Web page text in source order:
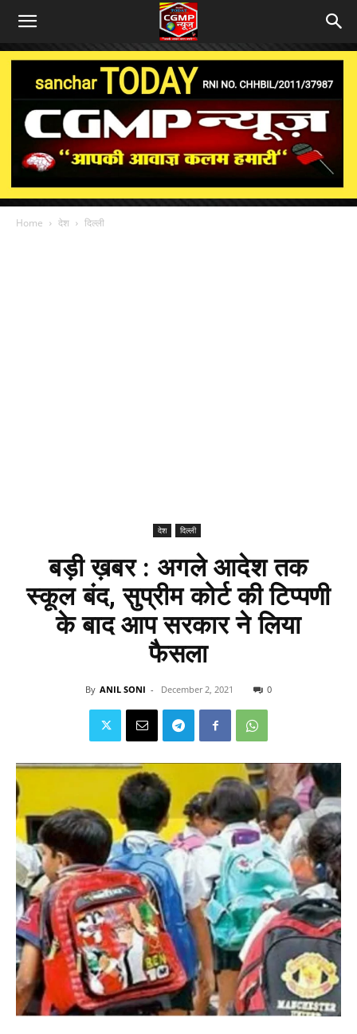
Home देश दिल्ली
देश दिल्ली
बड़ी ख़बर : अगले आदेश तक
स्कूल बंद, सुप्रीम कोर्ट की टिप्पणी
के बाद आप सरकार ने लिया
फैसला
By ANIL SONI - December 2, 2021 0